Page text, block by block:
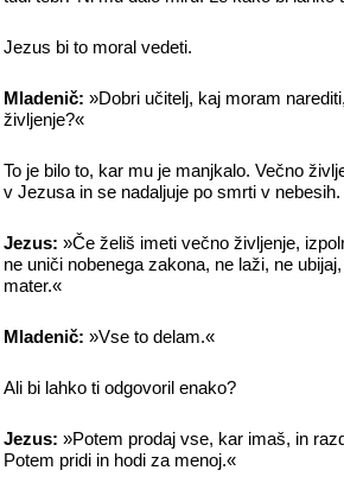
Jezus bi to moral vedeti.
Mladenič: »Dobri učitelj, kaj moram
življenje?«
To je bilo to, kar mu je manjkalo. Večno
v Jezusa in se nadaljuje po smrti v nebesih.
Jezus: »Če želiš imeti večno življenje,
ne uniči nobenega zakona, ne laži, ne
mater.«
Mladenič: »Vse to delam.«
Ali bi lahko ti odgovoril enako?
Jezus: »Potem prodaj vse, kar imaš, in
Potem pridi in hodi za menoj.«